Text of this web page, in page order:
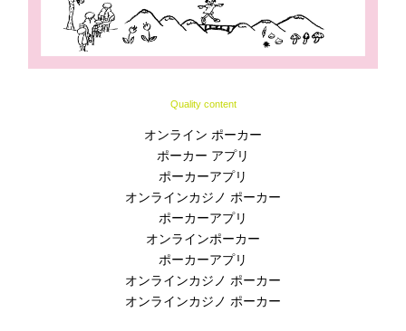
Quality content
オンライン ポーカー
ポーカー アプリ
ポーカーアプリ
オンラインカジノ ポーカー
ポーカーアプリ
オンラインポーカー
ポーカーアプリ
オンラインカジノ ポーカー
オンラインカジノ ポーカー